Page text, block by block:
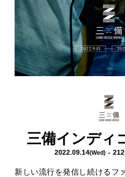
三備インディ
2022.09.14(Wed)-
新しい流行を発信し続けるフ